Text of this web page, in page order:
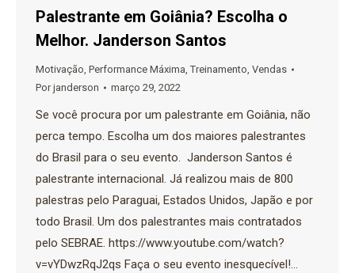
Palestrante em Goiânia? Escolha o
Melhor. Janderson Santos
Motivação, Performance Máxima,Treinamento, Vendas
Porjanderson março 29, 2022
Se você procura por um palestrante em Goiânia, não
perca tempo. Escolha um dos maiores palestrantes
do Brasil para o seu evento. Janderson Santos é
palestrante internacional. Já realizou mais de 800
palestras pelo Paraguai, Estados Unidos, Japão e por
todo Brasil. Um dos palestrantes mais contratados
pelo SEBRAE. https://www.youtube.com/watch?
v=vYDwzRqJ2qs Faça o seu evento inesquecível!…